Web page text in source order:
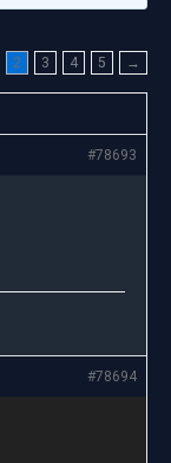
2 3 4 5 →
#78693
#78694